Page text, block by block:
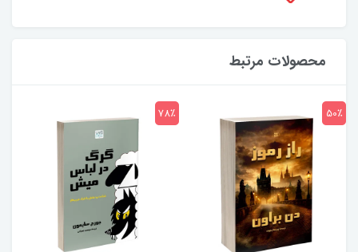
محصولات مرتبط
50٪ 78٪